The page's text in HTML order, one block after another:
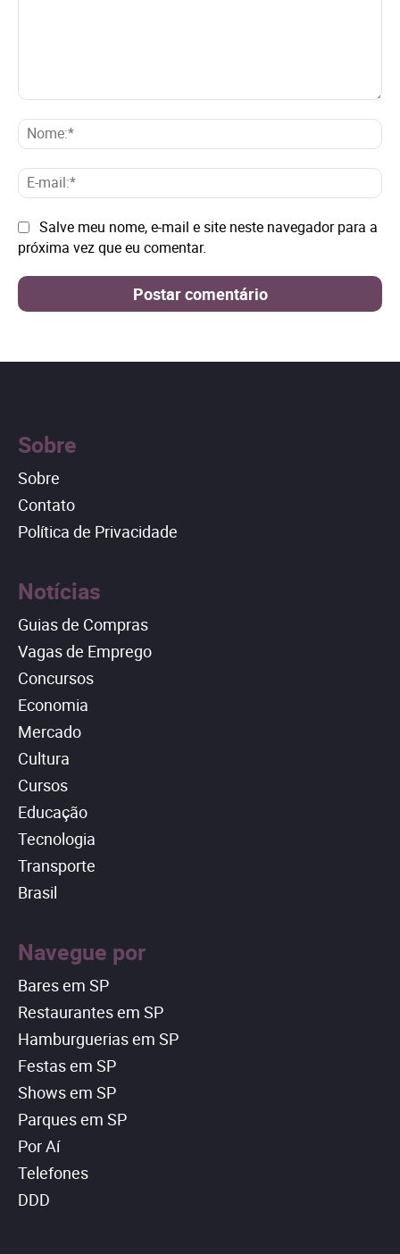
E-
Site: Salve meu nome, e-mail e site neste navegador para a
próxima vez que eu comentar.
Sobre
Sobre
Contato
Política de Privacidade
Notícias
Guias de Compras
Vagas de Emprego
Concursos
Economia
Mercado
Cultura
Cursos
Educação
Tecnologia
Transporte
Brasil
Navegue por
Bares em SP
Restaurantes em SP
Hamburguerias em SP
Festas em SP
Shows em SP
Parques em SP
Por Aí
Telefones
DDD